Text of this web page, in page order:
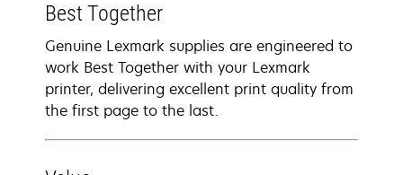
Best Together
Genuine Lexmark supplies are engineered to
work Best Together with your Lexmark
printer, delivering excellent print quality from
the first page to the last.